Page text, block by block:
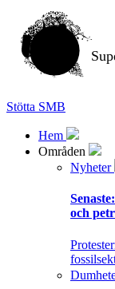
Stötta SMB
Hem
Områden
Nyheter
Senaste:
och